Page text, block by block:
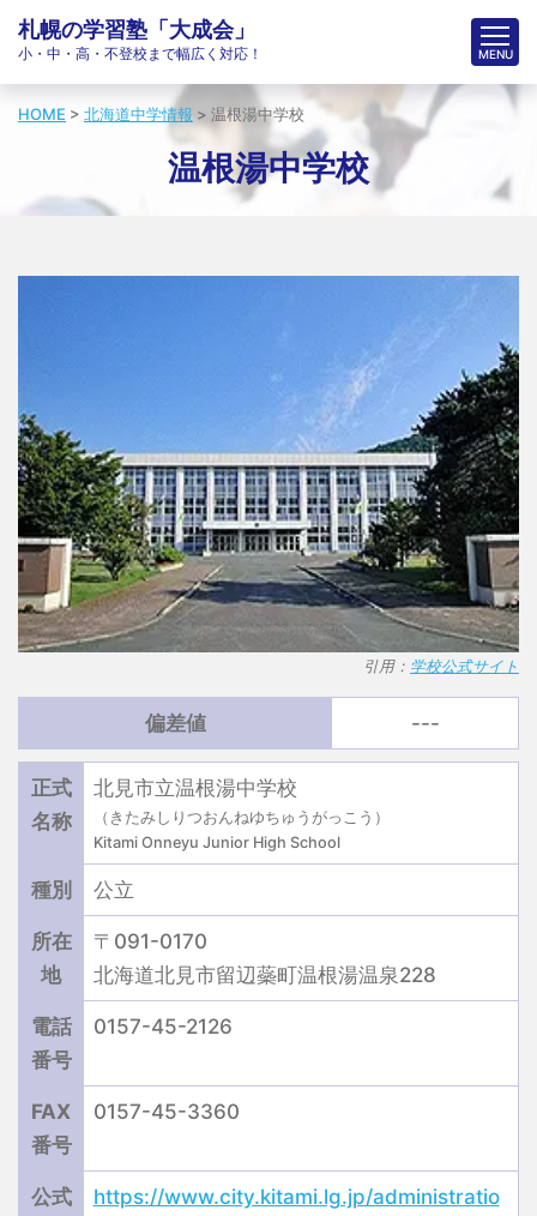
札幌の学習塾「大成会」
小・中・高・不登校まで幅広く対応！
HOME > 北海道中学情報 > 温根湯中学校
温根湯中学校
引用： 学校公式サイト
偏差値 ---
正式
名称
北見市立温根湯中学校
（きたみしりつおんねゆちゅうがっこう）
Kitami Onneyu Junior High School
種別 公立
所在
地
〒091-0170
北海道北見市留辺蘂町温根湯温泉228
電話
番号
0157-45-2126
FAX
番号
0157-45-3360
公式
https://www.city.kitami.lg.jp/administratio